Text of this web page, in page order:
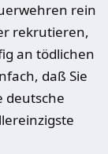
rein
rekrutieren,
an tödlichen
daß Sie
deutsche